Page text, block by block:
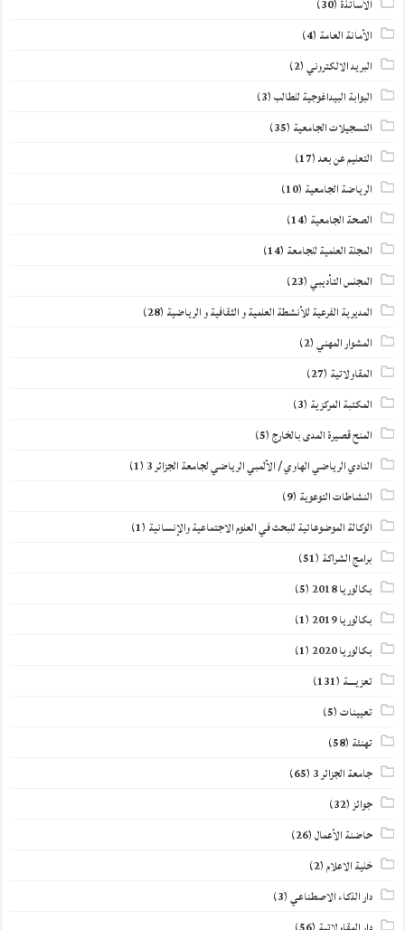
الأساتذة(30)
الأمانة العامة (4)
البريد الالكتروني(2)
البوابة البيداغوجية للطالب(3)
التسجيلات الجامعية (35)
التعليم عن بعد(17)
الرياضة الجامعية (10)
الصحة الجامعية (14)
المجلة العلمية للجامعة (14)
المجلس التأديبي(23)
المديرية الفرعية للأنشطة العلمية و الثقافية و الرياضية (28)
المشوار المهني(2)
المقاولاتية (27)
المكتبة المركزية (3)
المنح قصيرة المدى بالخارج(5)
النادي الرياضي الهاوي / الألمبي الرياضي لجامعة الجزائر 3 (1)
النشاطات التوعوية (9)
الوكالة الموضوعاتية للبحث في العلوم الاجتماعية والإنسانية (1)
برامج الشراكة (51)
بكالوريا 2018
(5)
بكالوريا 2019
(1)
بكالوريا 2020
(1)
تعزيــــة (131)
تعيينات(5)
تهنئة (58)
جامعة الجزائر 3 (65)
جوائز(32)
حاضنة الأعمال(26)
خلية الاعلام(2)
دار الذكاء الاصطناعي(3)